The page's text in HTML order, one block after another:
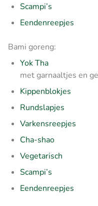
Scampi’s
Eendenreepjes
Bami goreng:
Yok Tha
met garnaaltjes en
Kippenblokjes
Rundslapjes
Varkensreepjes
Cha-shao
Vegetarisch
Scampi’s
Eendenreepjes